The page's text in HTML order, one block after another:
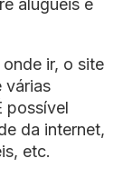
aluguéis e
ir, o site
várias
possível
da internet,
etc.